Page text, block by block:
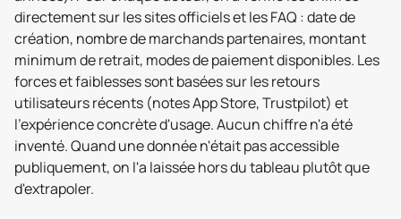
directement sur les sites officiels et les FAQ : date de
création, nombre de marchands partenaires, montant
minimum de retrait, modes de paiement disponibles. Les
forces et faiblesses sont basées sur les retours
utilisateurs récents (notes App Store, Trustpilot) et
l'expérience concrète d'usage. Aucun chiffre n'a été
inventé. Quand une donnée n'était pas accessible
publiquement, on l'a laissée hors du tableau plutôt que
d'extrapoler.